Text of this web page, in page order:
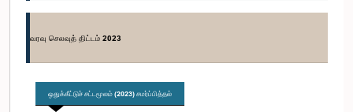
வரவு செலவுத் திட்டம் 2023
ஒதுக்கீட்டுச் சட்டமூலம் (2023) சமர்ப்பித்தல்